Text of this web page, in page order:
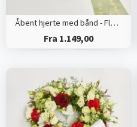
Åbent hjerte med bånd - Floristens kreative valg
Fra 1.149,00